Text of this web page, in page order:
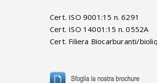
Cert. ISO 9001:15 n. 6291
Cert. ISO 14001:15 n. 0552A
Cert. Filiera Biocarburanti/